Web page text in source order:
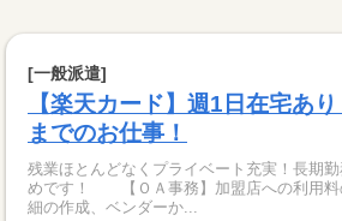
[一般派遣]
【楽天カード】週1日在宅あ
までのお仕事！
残業ほとんどなくプライベート充実！長期
めです！ 【ＯＡ事務】加盟店への利用料
細の作成、ベンダーか...